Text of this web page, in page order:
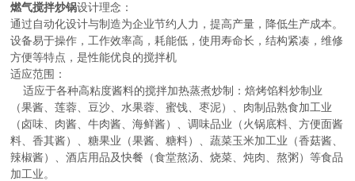
燃气搅拌炒锅设计理念：
通过自动化设计与制造为企业节约人力，提高产量，降低生产成本。
设备易于操作，工作效率高，耗能低，使用寿命长，结构紧凑，维修
方便等特点，是性能优良的搅拌机
适应范围：
适应于各种高粘度酱料的搅拌加热蒸煮炒制：焙烤馅料炒制业
（果酱、莲蓉、豆沙、水果蓉、蜜饯、枣泥）、肉制品熟食加工业
（卤味、肉酱、牛肉酱、海鲜酱）、调味品业（火锅底料、方便面酱
料、香其酱）、糖果业（果酱、糖料）、蔬菜玉米加工业（香菇酱、
辣椒酱）、酒店用品及快餐（食堂熬汤、烧菜、炖肉、熬粥）等食品
加工业。